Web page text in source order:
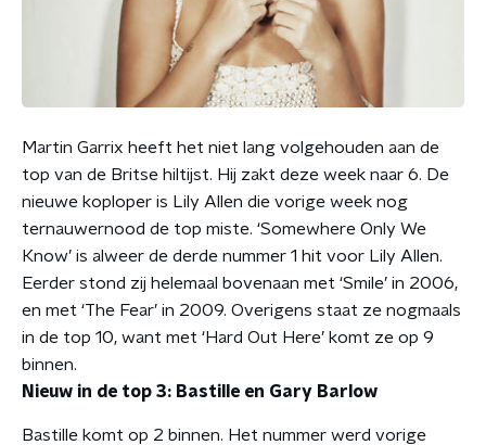
Martin Garrix heeft het niet lang volgehouden aan de
top van de Britse hiltijst. Hij zakt deze week naar 6. De
nieuwe koploper is Lily Allen die vorige week nog
ternauwernood de top miste. ‘Somewhere Only We
Know’ is alweer de derde nummer 1 hit voor Lily Allen.
Eerder stond zij helemaal bovenaan met ‘Smile’ in 2006,
en met ‘The Fear’ in 2009. Overigens staat ze nogmaals
in de top 10, want met ‘Hard Out Here’ komt ze op 9
binnen.
Nieuw in de top 3: Bastille en Gary Barlow
Bastille komt op 2 binnen. Het nummer werd vorige